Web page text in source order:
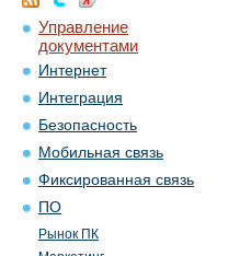
Управление
документами
Интернет
Интеграция
Безопасность
Мобильная связь
Фиксированная связь
ПО
Рынок ПК